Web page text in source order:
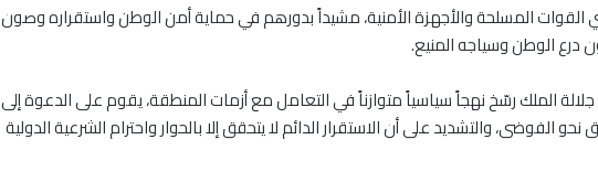
المسلحة والأجهزة الأمنية، مشيداً بدورهم في حماية أمن الوطن واستقراره وصون
درع الوطن وسياجه المنيع.
الملك رسّخ نهجاً سياسياً متوازناً في التعامل مع أزمات المنطقة، يقوم على الدعوة إلى
الفوضى، والتشديد على أن الاستقرار الدائم لا يتحقق إلا بالحوار واحترام الشرعية الدولية